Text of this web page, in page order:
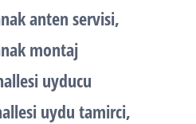
anten servisi,
montaj
uyducu
uydu tamirci,